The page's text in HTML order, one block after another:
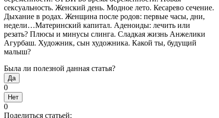
сексуальность. Женский день. Модное лето. Кесарево сечение.
Дыхание в родах. Женщина после родов: первые часы, дни,
недели…Материнский капитал. Аденоиды: лечить или
резать? Плюсы и минусы слинга. Сладкая жизнь Анжелики
Агурбаш. Художник, сын художника. Какой ты, будущий
малыш?
Была ли полезной данная статья?
Да
0
Нет
0
Поделиться статьей: